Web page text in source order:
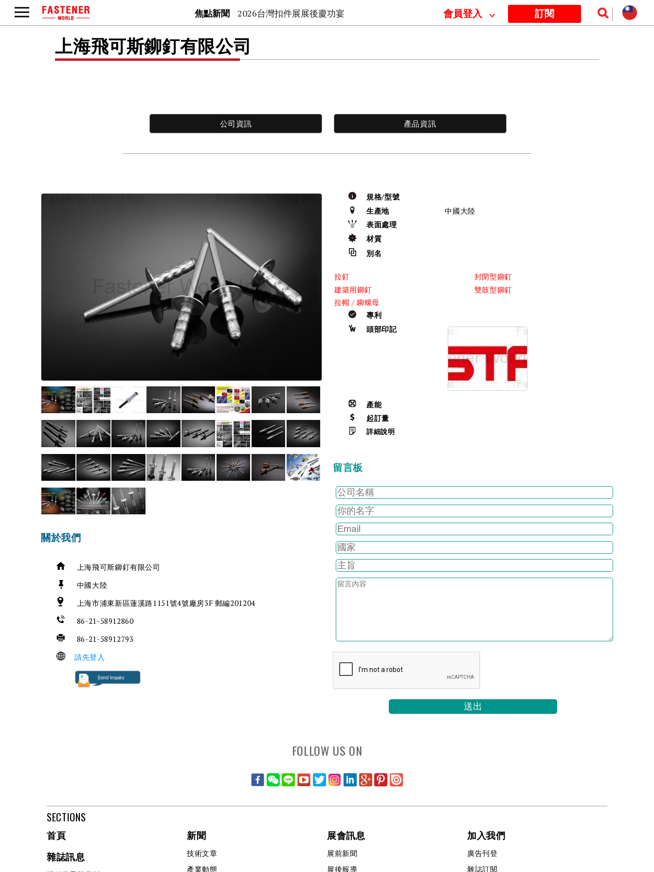
焦點新聞 2026台灣扣件展展後慶功宴 會員登入 ⌵ 訂閱
上海飛可斯鉚釘有限公司
公司資訊 產品資訊
關於我們
上海飛可斯鉚釘有限公司
中國大陸
上海市浦東新區蓮溪路1151號4號廠房3F 郵編201204
86-21-58912860
86-21-58912793
請先登入
規格/型號
生產地
中國大陸
表面處理
材質
別名
拉釘
封閉型鉚釘
建築用鉚釘
雙鼓型鉚釘
拉帽 / 鉚螺母
專利
頭部印記
產能
起訂量
詳細說明
留言板
FOLLOW US ON
SECTIONS
首頁
雜誌訊息
新聞
技術文章
產業動態
展會訊息
展前新聞
展後報導
加入我們
廣告刊登
雜誌訂閱